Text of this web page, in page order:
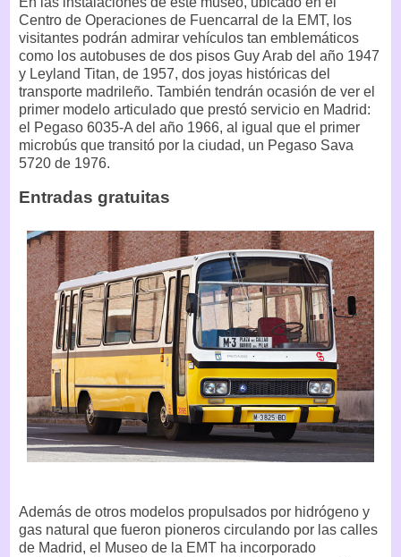
Centro de Operaciones de Fuencarral de la EMT, los
visitantes podrán admirar vehículos tan emblemáticos
como los autobuses de dos pisos Guy Arab del año 1947
y Leyland Titan, de 1957, dos joyas históricas del
transporte madrileño. También tendrán ocasión de ver el
primer modelo articulado que prestó servicio en Madrid:
el Pegaso 6035-A del año 1966, al igual que el primer
microbús que transitó por la ciudad, un Pegaso Sava
5720 de 1976.
Entradas gratuitas
Además de otros modelos propulsados por hidrógeno y
gas natural que fueron pioneros circulando por las calles
de Madrid, el Museo de la EMT ha incorporado